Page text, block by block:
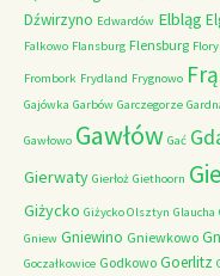
Dźwirzyno Edwardów Elbląg
Falkowo Flansburg Flensburg
Frombork Frydland Frygnowo
Gajówka Garbów Garczegorze
Gawłowo Gawłów Gać
Gierwaty Gierłoż Giethoorn
Giżycko Giżycko Olsztyn Glaucha
Gniew Gniewino Gniewkowo
Goczałkowice Godkowo Goerlitz